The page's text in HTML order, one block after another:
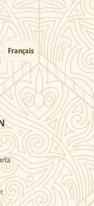
Français